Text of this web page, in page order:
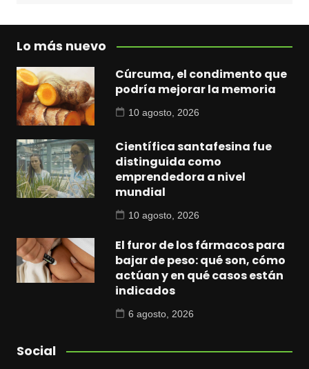
Lo más nuevo
Cúrcuma, el condimento que
podría mejorar la memoria
10 agosto, 2026
Científica santafesina fue
distinguida como
emprendedora a nivel
mundial
10 agosto, 2026
El furor de los fármacos para
bajar de peso: qué son, cómo
actúan y en qué casos están
indicados
6 agosto, 2026
Social